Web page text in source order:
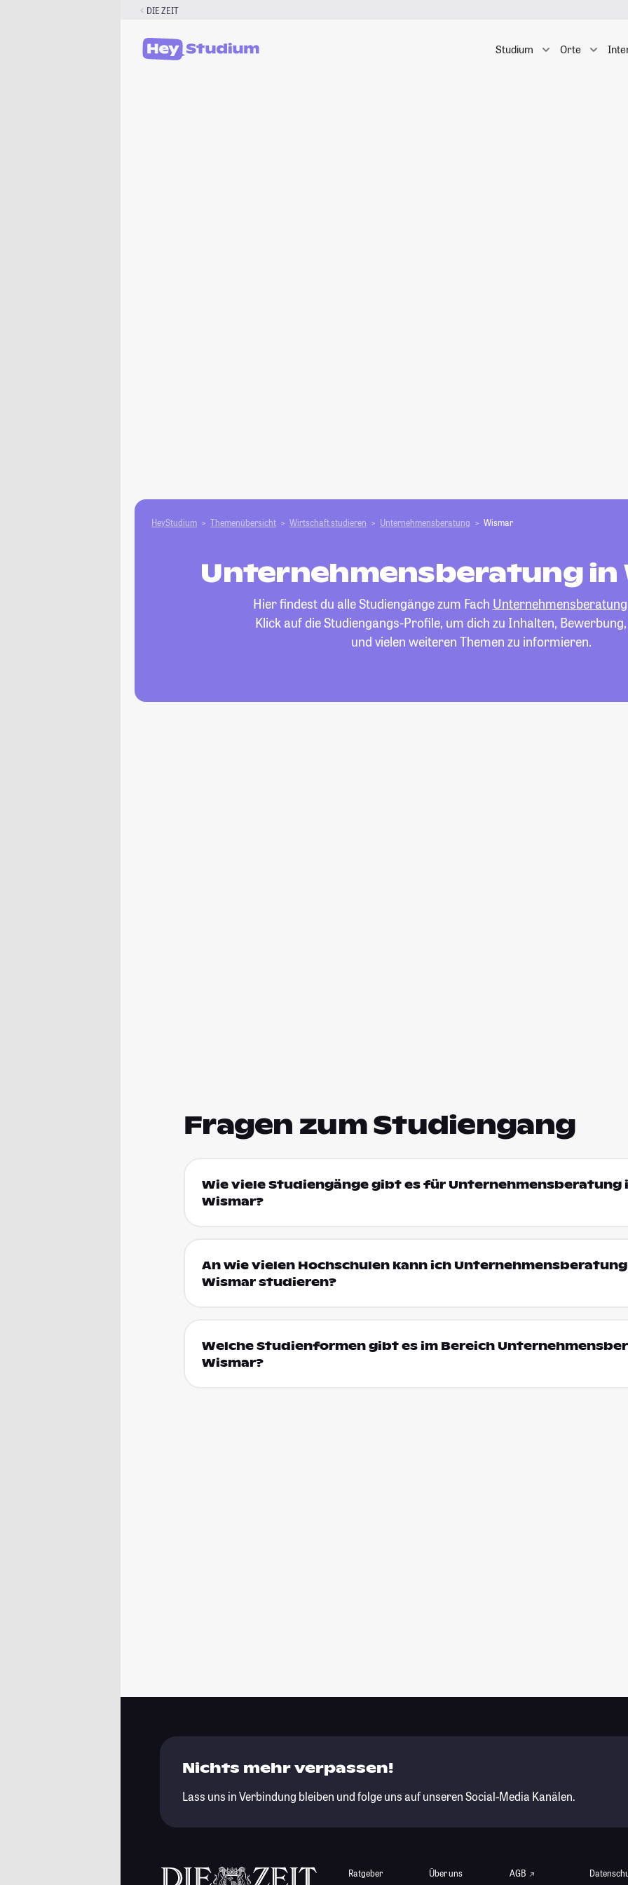
DIE ZEIT
Studium Orte
HeyStudium Themenübersicht Wirtschaft studieren Unternehmensberatung Wismar
Unternehmensberatung in
Hier findest du alle Studiengänge zum Fach Unternehmensberatung
Klick auf die Studiengangs-Profile, um dich zu Inhalten,
und vielen weiteren Themen zu informieren.
Fragen zum Studiengang
Wie viele Studiengänge gibt es für Unternehmensberatung
Wismar?
An wie vielen Hochschulen kann ich
Wismar studieren?
Welche Studienformen gibt es im Bereich
Wismar?
Nichts mehr verpassen!
Lass uns in Verbindung bleiben und folge uns auf unseren Social-Media Kanälen.
Ratgeber Über uns AGB